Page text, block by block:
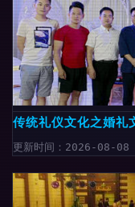
传统礼仪文化之婚礼
更新时间：2026-08-